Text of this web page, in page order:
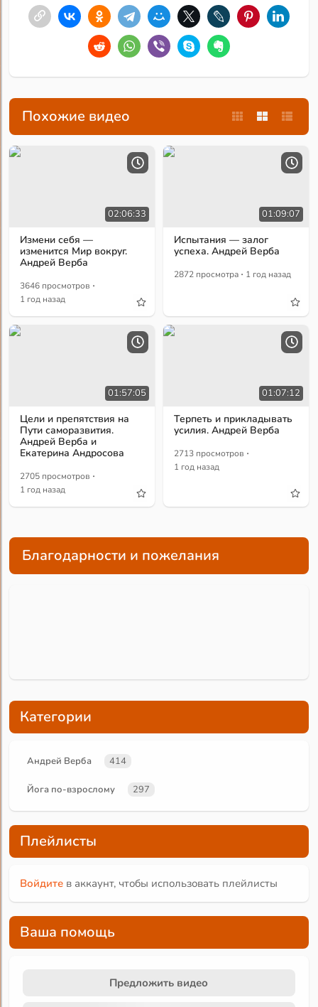
Похожие видео
02:06:33
Измени себя —
изменится Мир вокруг.
Андрей Верба
3646 просмотров ·
1 год назад
01:09:07
Испытания — залог
успеха. Андрей Верба
2872 просмотра · 1 год назад
01:57:05
Цели и препятствия на
Пути саморазвития.
Андрей Верба и
Екатерина Андросова
2705 просмотров ·
1 год назад
01:07:12
Терпеть и прикладывать
усилия. Андрей Верба
2713 просмотров ·
1 год назад
Благодарности и пожелания
Категории
Андрей Верба 414
Йога по-взрослому 297
Плейлисты
Войдите в аккаунт, чтобы использовать плейлисты
Ваша помощь
Предложить видео